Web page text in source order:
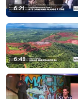
6:21
6:48